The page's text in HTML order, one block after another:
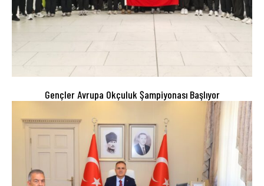
Gençler Avrupa Okçuluk Şampiyonası Başlıyor